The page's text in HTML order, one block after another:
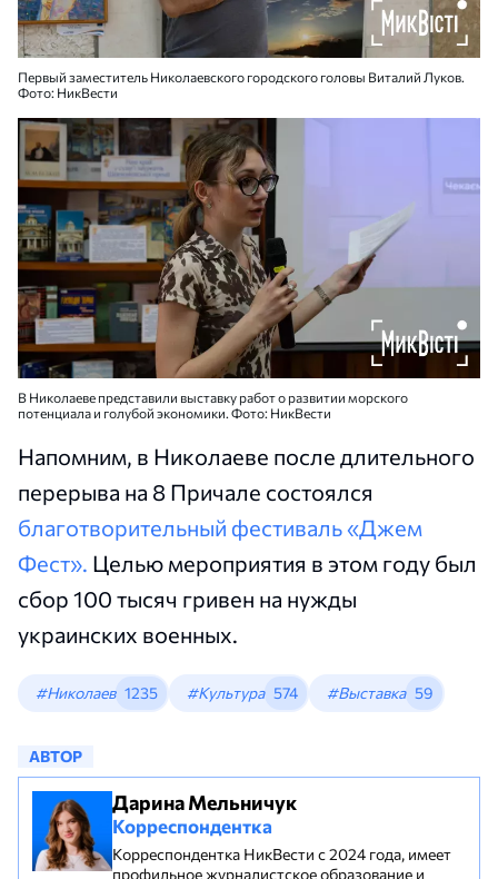
Первый заместитель Николаевского городского головы Виталий Луков.
Фото: НикВести
В Николаеве представили выставку работ о развитии морского
потенциала и голубой экономики. Фото: НикВести
Напомним, в Николаеве после длительного
перерыва на 8 Причале состоялся
благотворительный фестиваль «Джем
Фест». Целью мероприятия в этом году был
сбор 100 тысяч гривен на нужды
украинских военных.
#Николаев 1235 #Культура 574 #Выставка 59
АВТОР
Дарина Мельничук
Корреспондентка
Корреспондентка НикВести с 2024 года, имеет
профильное журналистское образование и